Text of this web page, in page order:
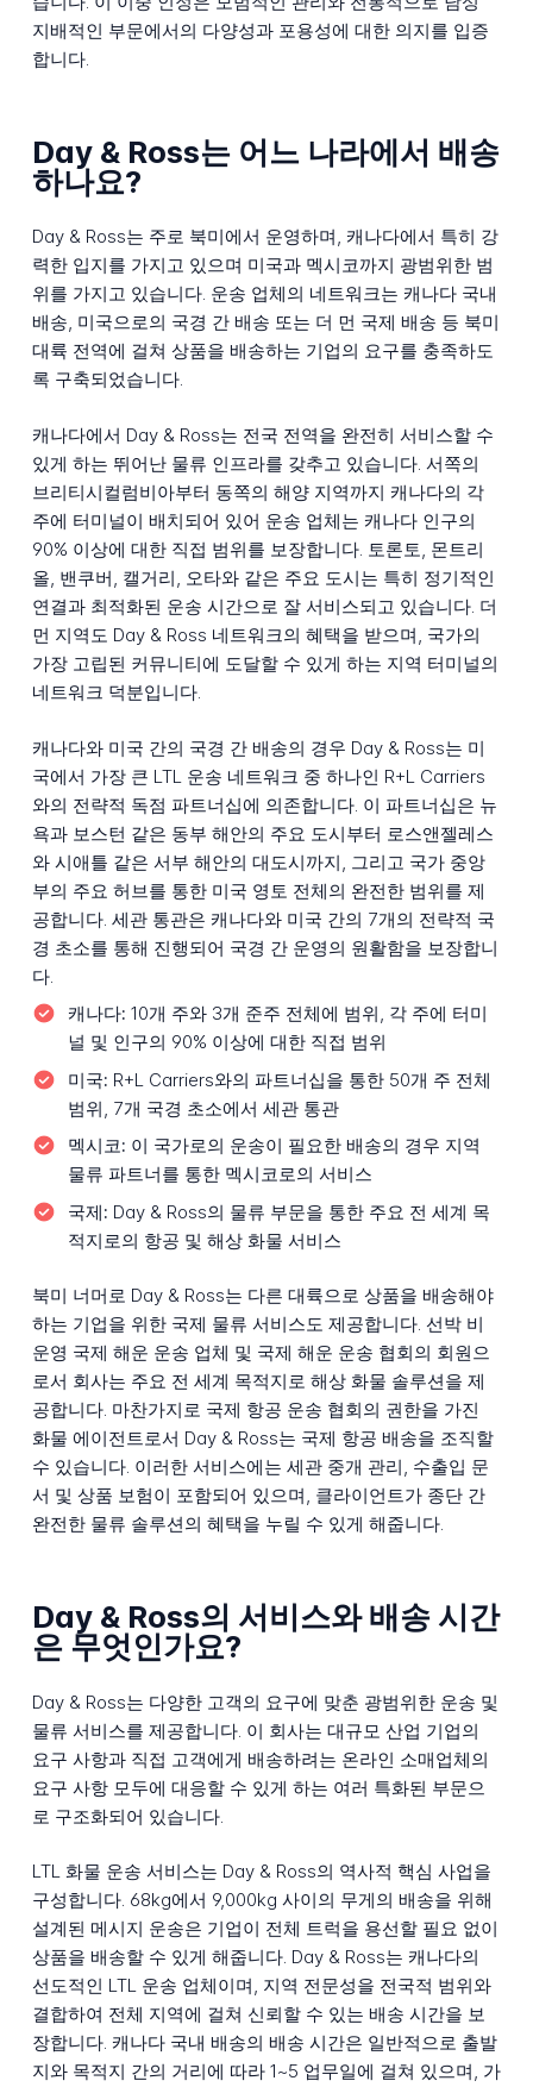
지배적인 부문에서의 다양성과 포용성에 대한 의지를 입증
합니다.
Day & Ross는 어느 나라에서 배송
하나요?
Day & Ross는 주로 북미에서 운영하며, 캐나다에서 특히 강
력한 입지를 가지고 있으며 미국과 멕시코까지 광범위한 범
위를 가지고 있습니다. 운송 업체의 네트워크는 캐나다 국내
배송, 미국으로의 국경 간 배송 또는 더 먼 국제 배송 등 북미
대륙 전역에 걸쳐 상품을 배송하는 기업의 요구를 충족하도
록 구축되었습니다.
캐나다에서 Day & Ross는 전국 전역을 완전히 서비스할 수
있게 하는 뛰어난 물류 인프라를 갖추고 있습니다. 서쪽의
브리티시컬럼비아부터 동쪽의 해양 지역까지 캐나다의 각
주에 터미널이 배치되어 있어 운송 업체는 캐나다 인구의
90% 이상에 대한 직접 범위를 보장합니다. 토론토, 몬트리
올, 밴쿠버, 캘거리, 오타와 같은 주요 도시는 특히 정기적인
연결과 최적화된 운송 시간으로 잘 서비스되고 있습니다. 더
먼 지역도 Day & Ross 네트워크의 혜택을 받으며, 국가의
가장 고립된 커뮤니티에 도달할 수 있게 하는 지역 터미널의
네트워크 덕분입니다.
캐나다와 미국 간의 국경 간 배송의 경우 Day & Ross는 미
국에서 가장 큰 LTL 운송 네트워크 중 하나인 R+L Carriers
와의 전략적 독점 파트너십에 의존합니다. 이 파트너십은 뉴
욕과 보스턴 같은 동부 해안의 주요 도시부터 로스앤젤레스
와 시애틀 같은 서부 해안의 대도시까지, 그리고 국가 중앙
부의 주요 허브를 통한 미국 영토 전체의 완전한 범위를 제
공합니다. 세관 통관은 캐나다와 미국 간의 7개의 전략적 국
경 초소를 통해 진행되어 국경 간 운영의 원활함을 보장합니
다.
캐나다: 10개 주와 3개 준주 전체에 범위, 각 주에 터미
널 및 인구의 90% 이상에 대한 직접 범위
미국: R+L Carriers와의 파트너십을 통한 50개 주 전체
범위, 7개 국경 초소에서 세관 통관
멕시코: 이 국가로의 운송이 필요한 배송의 경우 지역
물류 파트너를 통한 멕시코로의 서비스
국제: Day & Ross의 물류 부문을 통한 주요 전 세계 목
적지로의 항공 및 해상 화물 서비스
북미 너머로 Day & Ross는 다른 대륙으로 상품을 배송해야
하는 기업을 위한 국제 물류 서비스도 제공합니다. 선박 비
운영 국제 해운 운송 업체 및 국제 해운 운송 협회의 회원으
로서 회사는 주요 전 세계 목적지로 해상 화물 솔루션을 제
공합니다. 마찬가지로 국제 항공 운송 협회의 권한을 가진
화물 에이전트로서 Day & Ross는 국제 항공 배송을 조직할
수 있습니다. 이러한 서비스에는 세관 중개 관리, 수출입 문
서 및 상품 보험이 포함되어 있으며, 클라이언트가 종단 간
완전한 물류 솔루션의 혜택을 누릴 수 있게 해줍니다.
Day & Ross의 서비스와 배송 시간
은 무엇인가요?
Day & Ross는 다양한 고객의 요구에 맞춘 광범위한 운송 및
물류 서비스를 제공합니다. 이 회사는 대규모 산업 기업의
요구 사항과 직접 고객에게 배송하려는 온라인 소매업체의
요구 사항 모두에 대응할 수 있게 하는 여러 특화된 부문으
로 구조화되어 있습니다.
LTL 화물 운송 서비스는 Day & Ross의 역사적 핵심 사업을
구성합니다. 68kg에서 9,000kg 사이의 무게의 배송을 위해
설계된 메시지 운송은 기업이 전체 트럭을 용선할 필요 없이
상품을 배송할 수 있게 해줍니다. Day & Ross는 캐나다의
선도적인 LTL 운송 업체이며, 지역 전문성을 전국적 범위와
결합하여 전체 지역에 걸쳐 신뢰할 수 있는 배송 시간을 보
장합니다. 캐나다 국내 배송의 배송 시간은 일반적으로 출발
지와 목적지 간의 거리에 따라 1~5 업무일에 걸쳐 있으며, 가